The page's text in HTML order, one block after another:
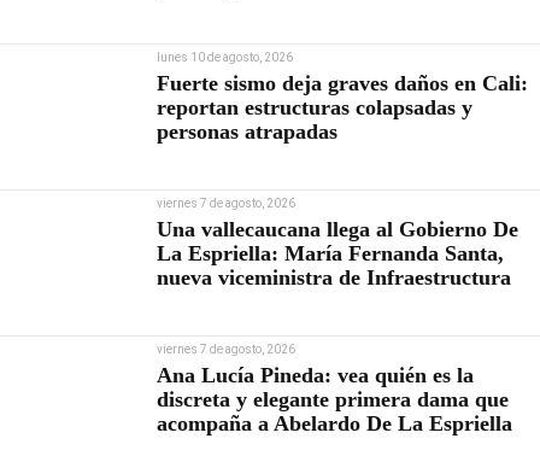
lunes 10 de agosto, 2026
Fuerte sismo deja graves daños en Cali:
reportan estructuras colapsadas y
personas atrapadas
viernes 7 de agosto, 2026
Una vallecaucana llega al Gobierno De
La Espriella: María Fernanda Santa,
nueva viceministra de Infraestructura
viernes 7 de agosto, 2026
Ana Lucía Pineda: vea quién es la
discreta y elegante primera dama que
acompaña a Abelardo De La Espriella